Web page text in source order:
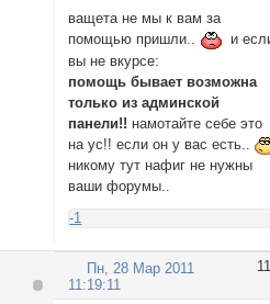
ващета не мы к вам за
помощью пришли..
и
вы не вкурсе:
помощь бывает возможна
только из админской
панели!! намотайте себе это
на ус!! если он у вас есть..
никому тут нафиг не нужны
ваши форумы..
-1
11
Пн, 28 Мар 2011
11:19:11